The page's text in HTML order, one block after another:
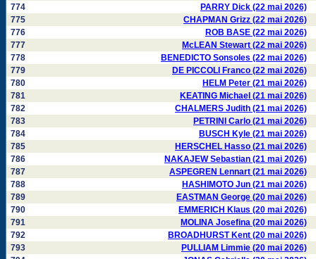
774
PARRY Dick (22 mai 2026)
775
CHAPMAN Grizz (22 mai 2026)
776
ROB BASE (22 mai 2026)
777
McLEAN Stewart (22 mai 2026)
778
BENEDICTO Sonsoles (22 mai 2026)
779
DE PICCOLI Franco (22 mai 2026)
780
HELM Peter (21 mai 2026)
781
KEATING Michael (21 mai 2026)
782
CHALMERS Judith (21 mai 2026)
783
PETRINI Carlo (21 mai 2026)
784
BUSCH Kyle (21 mai 2026)
785
HERSCHEL Hasso (21 mai 2026)
786
NAKAJEW Sebastian (21 mai 2026)
787
ASPEGREN Lennart (21 mai 2026)
788
HASHIMOTO Jun (21 mai 2026)
789
EASTMAN George (20 mai 2026)
790
EMMERICH Klaus (20 mai 2026)
791
MOLINA Josefina (20 mai 2026)
792
BROADHURST Kent (20 mai 2026)
793
PULLIAM Limmie (20 mai 2026)